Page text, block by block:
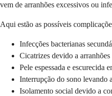
vem de arranhões excessivos ou
Aqui estão as possíveis
Infecções bacterianas
Cicatrizes devido a
Pele espessada e escurecida
Interrupção do sono levando
Isolamento social devido a